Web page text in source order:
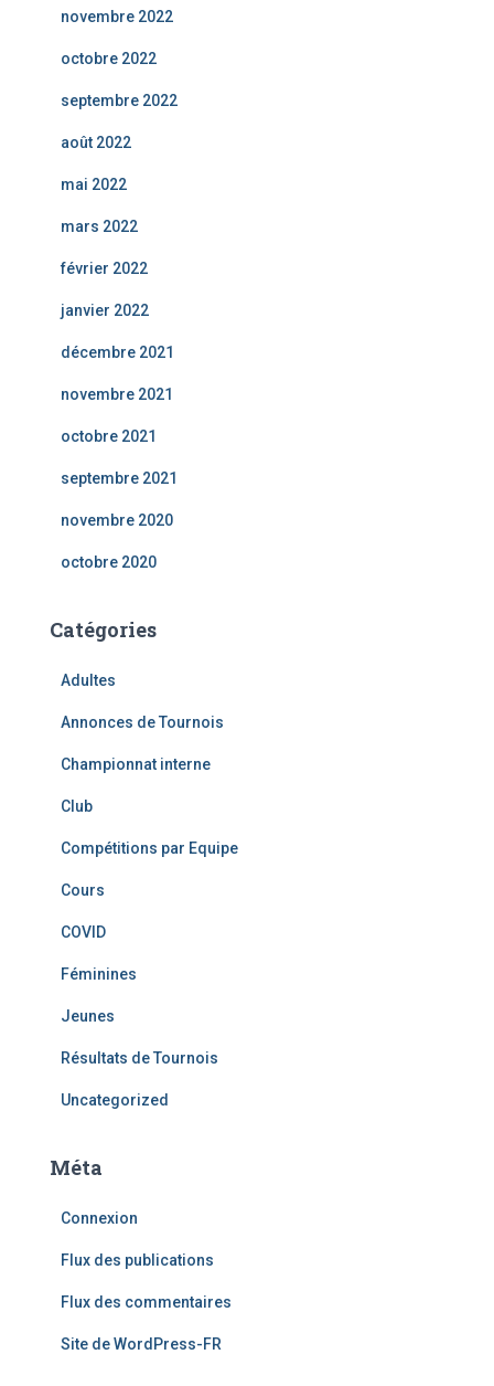
novembre 2022
octobre 2022
septembre 2022
août 2022
mai 2022
mars 2022
février 2022
janvier 2022
décembre 2021
novembre 2021
octobre 2021
septembre 2021
novembre 2020
octobre 2020
Catégories
Adultes
Annonces de Tournois
Championnat interne
Club
Compétitions par Equipe
Cours
COVID
Féminines
Jeunes
Résultats de Tournois
Uncategorized
Méta
Connexion
Flux des publications
Flux des commentaires
Site de WordPress-FR